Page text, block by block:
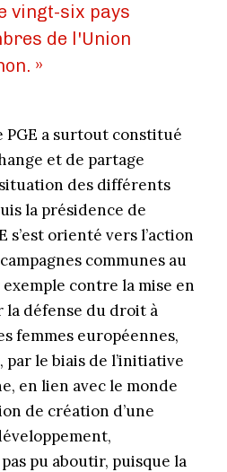
vingt-six pays
de l'Union
»
PGE a surtout constitué
et de partage
des différents
la présidence de
s’est orienté vers l’action
communes au
contre la mise en
la défense du droit à
femmes européennes,
le biais de l’initiative
en lien avec le monde
de création d’une
pu aboutir, puisque la